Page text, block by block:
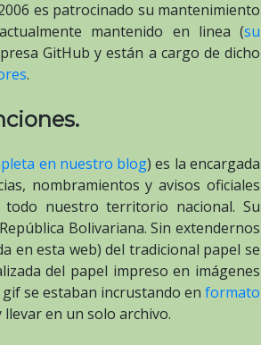
es patrocinado su mantenimiento
mantenido en linea (su
GitHub y están a cargo de dicho
.
en nuestro blog) es la encargada
nombramientos y avisos oficiales
nuestro territorio nacional. Su
Bolivariana. Sin extendernos
en esta web) del tradicional papel se
del papel impreso en imágenes
se estaban incrustando en formato
en un solo archivo.